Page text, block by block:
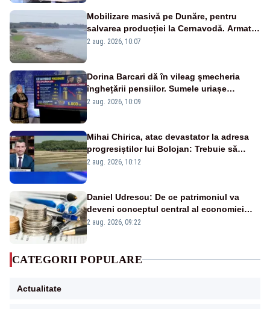
Mobilizare masivă pe Dunăre, pentru
salvarea producției la Cernavodă. Armata
va detona o stâncă și va devia apa
2 aug. 2026, 10:07
Dorina Barcari dă în vileag șmecheria
înghețării pensiilor. Sumele uriașe
pierdute de fiecare român
2 aug. 2026, 10:09
Mihai Chirica, atac devastator la adresa
progresiștilor lui Bolojan: Trebuie să
protejăm și natura, dar nu șținem omaneii
2 aug. 2026, 10:12
Daniel Udrescu: De ce patrimoniul va
deveni conceptul central al economiei
viitoare?
2 aug. 2026, 09:22
CATEGORII POPULARE
Actualitate